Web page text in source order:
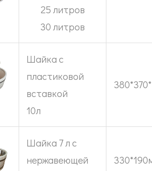
25 литров
30 литров
Шайка c
пластиковой
вставкой
10л
Шайка 7 л с
нержавеющей